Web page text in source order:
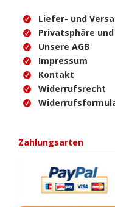
Liefer- und
Privatsphäre
Unsere AGB
Impressum
Kontakt
Widerrufsrecht
Zahlungsarten